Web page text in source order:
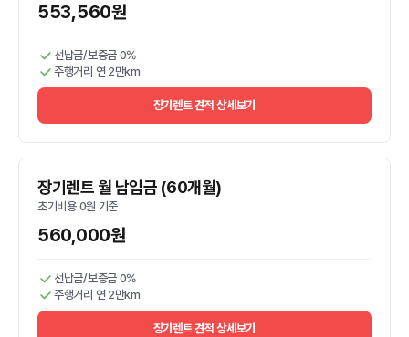
553,560원
선납금/보증금 0%
주행거리 연 2만km
장기렌트 견적 상세보기
장기렌트 월 납입금 (60개월)
초기비용 0원 기준
560,000원
선납금/보증금 0%
주행거리 연 2만km
장기렌트 견적 상세보기